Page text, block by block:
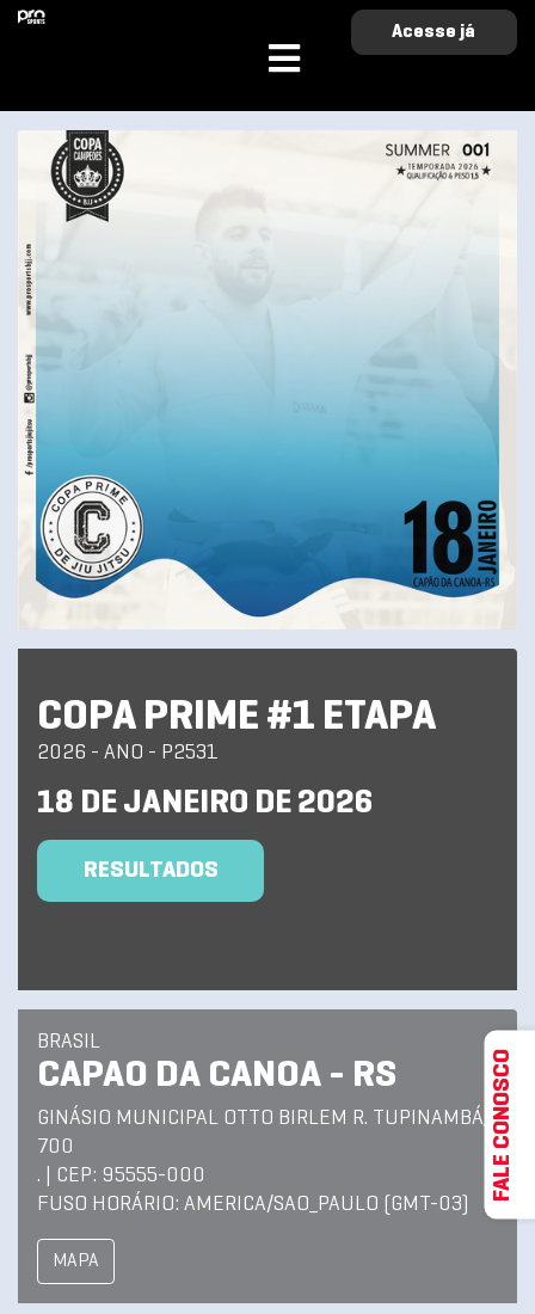
Acesse já
COPA PRIME #1 ETAPA
2026 - ANO - P2531
18 DE JANEIRO DE 2026
RESULTADOS
BRASIL
CAPAO DA CANOA - RS
GINÁSIO MUNICIPAL OTTO BIRLEM R. TUPINAMBÁ,
700
. | CEP: 95555-000
FUSO HORÁRIO: AMERICA/SAO_PAULO (GMT-03)
MAPA
FALE CONOSCO